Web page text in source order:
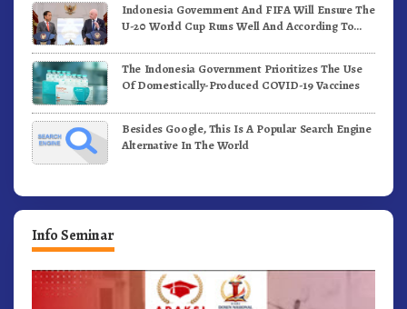
Indonesia Government And FIFA Will Ensure The
U-20 World Cup Runs Well And According To
The Indonesia Government Prioritizes The Use
Of Domestically-Produced COVID-19 Vaccines
Besides Google, This Is A Popular Search Engine
Alternative In The World
Info Seminar